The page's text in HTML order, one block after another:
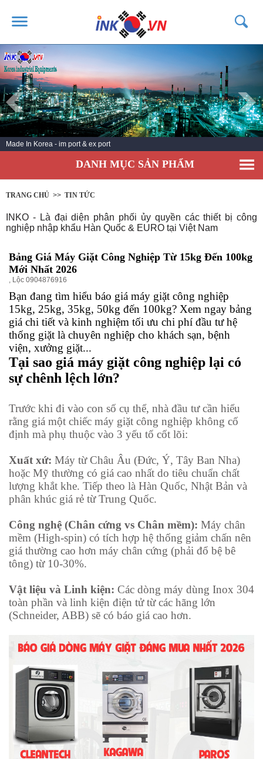
TRANG CHỦ
GIỚI THIỆU
SẢN PHẨM
DỊCH VỤ
TIN TỨC
KHÁCH HÀNG
Made In Korea - im port & ex port
DANH MỤC SẢN PHẨM
TRANG CHỦ >> TIN TỨC
INKO - Là đại diện phân phối ủy quyền các thiết bị công
nghiệp nhập khẩu Hàn Quốc & EURO tại Việt Nam
Bảng Giá Máy Giặt Công Nghiệp Từ 15kg Đến 100kg
Mới Nhất 2026
Lộc 0904876916
Bạn đang tìm hiểu báo giá máy giặt công nghiệp
15kg, 25kg, 35kg, 50kg đến 100kg? Xem ngay bảng
giá chi tiết và kinh nghiệm tối ưu chi phí đầu tư hệ
thống giặt là chuyên nghiệp cho khách sạn, bệnh
viện, xưởng giặt...
Tại sao giá máy giặt công nghiệp lại có
sự chênh lệch lớn?
Trước khi đi vào con số cụ thể, nhà đầu tư cần hiểu
rằng giá một chiếc máy giặt công nghiệp không cố
định mà phụ thuộc vào 3 yếu tố cốt lõi:
Xuất xứ: Máy từ Châu Âu (Đức, Ý, Tây Ban Nha)
hoặc Mỹ thường có giá cao nhất do tiêu chuẩn chất
lượng khắt khe. Tiếp theo là Hàn Quốc, Nhật Bản và
phân khúc giá rẻ từ Trung Quốc.
Công nghệ (Chân cứng vs Chân mềm): Máy chân
mềm (High-spin) có tích hợp hệ thống giảm chấn nên
giá thường cao hơn máy chân cứng (phải đổ bệ bê
tông) từ 10-30%.
Vật liệu và Linh kiện: Các dòng máy dùng Inox 304
toàn phần và linh kiện điện tử từ các hãng lớn
(Schneider, ABB) sẽ có báo giá cao hơn.